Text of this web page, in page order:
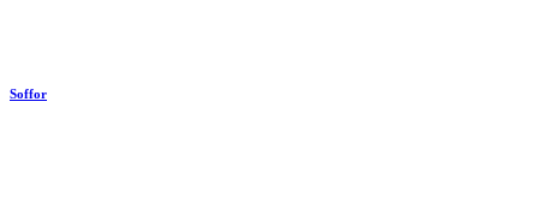
Soffor